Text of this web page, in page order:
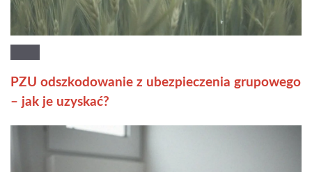
PZU odszkodowanie z ubezpieczenia grupowego
– jak je uzyskać?